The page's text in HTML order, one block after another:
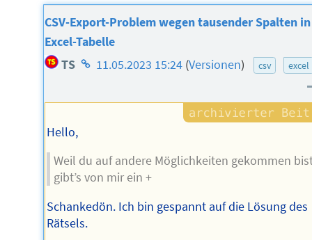
CSV-Export-Problem wegen tausender Spalten in
Excel-Tabelle
TS Homepage
Autors
11.05.2023 15:24 (Versionen) csv excel
Hello,
Weil du auf andere Möglichkeiten gekommen
gibt’s von mir ein +
Schankedön. Ich bin gespannt auf die Lösung des
Rätsels.